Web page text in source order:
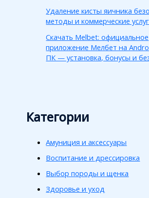
Удаление кисты яичника
методы и коммерческие
Скачать Melbet: официальное
приложение Мелбет на
ПК — установка, бонусы и
Категории
Амуниция и аксессуары
Воспитание и дрессировка
Выбор породы и щенка
Здоровье и уход